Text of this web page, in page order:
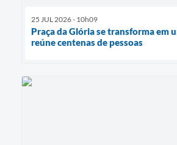
25 JUL 2026 - 10h09
Praça da Glória se transforma em
reúne centenas de pessoas